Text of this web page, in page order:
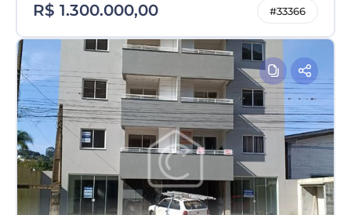
R$ 1.300.000,00 #33366